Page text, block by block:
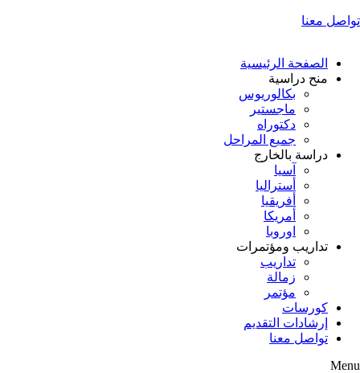
تواصل معنا
الصفحة الرئيسية
منح دراسية
بكالوريوس
ماجستير
دكتوراه
جميع المراحل
دراسة بالخارج
آسيا
أستراليا
أفريقيا
أمريكا
اوروبا
تداريب ومؤتمرات
تداريب
زمالة
مؤتمر
كورسات
إرشادات التقديم
تواصل معنا
Menu